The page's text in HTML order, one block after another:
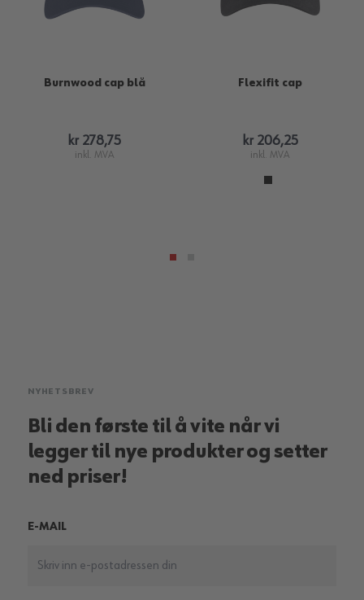
Burnwood cap blå
kr 278,75
inkl. MVA
Flexifit cap
kr 206,25
inkl. MVA
NYHETSBREV
Bli den første til å vite når vi
legger til nye produkter og setter
ned priser!
E-MAIL